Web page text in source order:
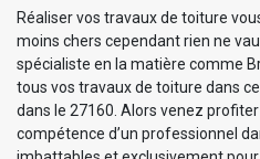
Réaliser vos travaux de toiture
moins chers cependant rien ne
spécialiste en la matière comme
tous vos travaux de toiture dans
dans le 27160. Alors venez
compétence d’un professionnel